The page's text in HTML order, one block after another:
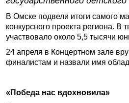
В Омске подвели итоги самого
конкурсного проекта региона. В
участвовало около 5,5 тысячи
24 апреля в Концертном зале
финалистам и назвали имя
«Победа нас вдохновила»